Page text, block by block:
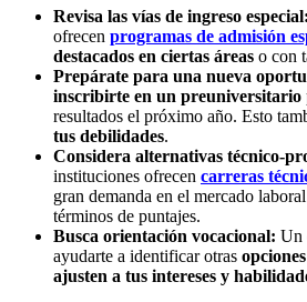
Revisa las vías de ingreso especial:
ofrecen programas de admisión
destacados en ciertas áreas o con
Prepárate para una nueva
inscribirte en un preuniversitario
resultados el próximo año. Esto
tus debilidades.
Considera alternativas técnico-
instituciones ofrecen carreras
gran demanda en el mercado
términos de puntajes.
Busca orientación vocacional: Un
ayudarte a identificar otras
ajusten a tus intereses y